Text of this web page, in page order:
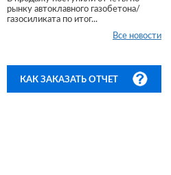
рынку автоклавного газобетона/
газосиликата по итог...
Все новости
КАК ЗАКАЗАТЬ ОТЧЕТ